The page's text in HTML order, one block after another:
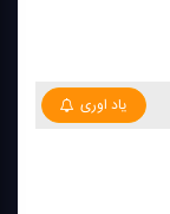
یاد اوری